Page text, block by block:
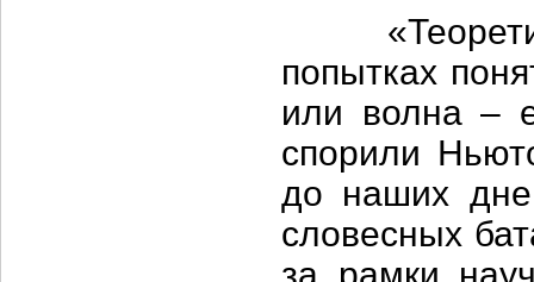
попытках
или волна –
спорили
до наших
словесных